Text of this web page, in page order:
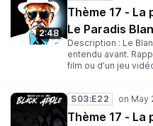
2:48
Thème 17 -
Le Paradis
Description : Le
entendu avant.
film ou d’un jeu
S03:E22
Thème 17 - La